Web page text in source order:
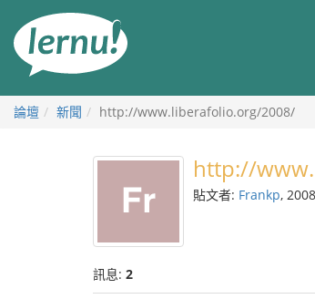
論壇 新聞 http://www.liberafolio.org/2008/
http://
貼文者: Frankp,
訊息: 2